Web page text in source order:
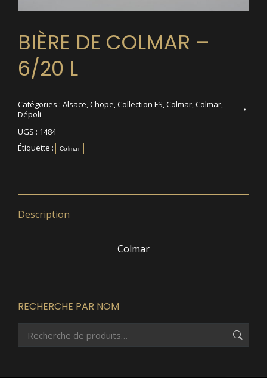
BIÈRE DE COLMAR –
6/20 L
Catégories : Alsace,Chope,Collection FS,Colmar,Colmar,
Dépoli
UGS : 1484
Étiquette :
Colmar
Description
Colmar
RECHERCHE PAR NOM